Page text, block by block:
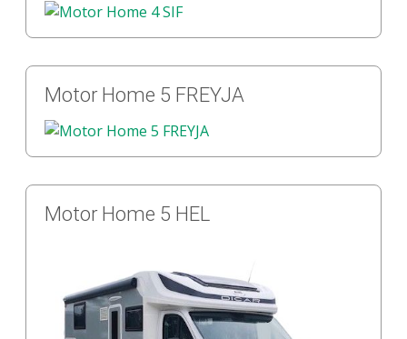
Motor Home 5 FREYJA
Motor Home 5 HEL